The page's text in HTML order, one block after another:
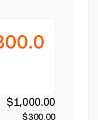
$1,000.00
$300.00